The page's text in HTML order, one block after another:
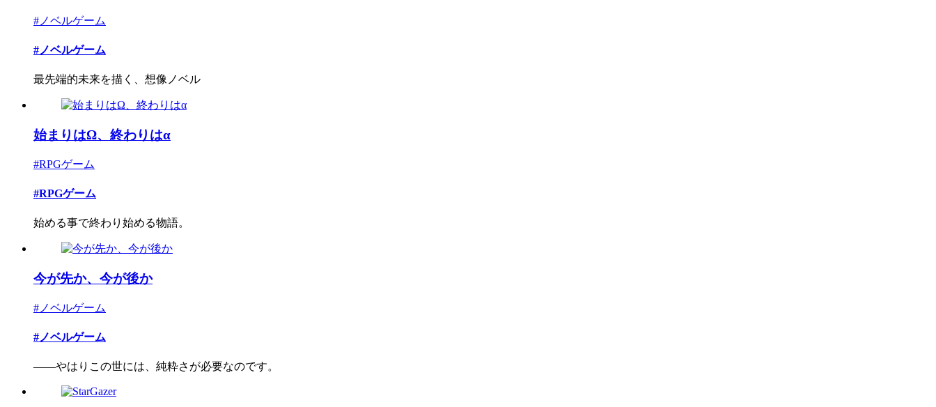
#ノベルゲーム
#ノベルゲーム
最先端的未来を描く、想像ノベル
始まりはΩ、終わりはα
#RPGゲーム
#RPGゲーム
始める事で終わり始める物語。
今が先か、今が後か
#ノベルゲーム
#ノベルゲーム
――やはりこの世には、純粋さが必要なのです。